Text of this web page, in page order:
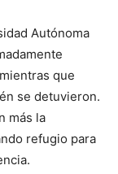
Autónoma
que
se detuvieron.
más la
refugio para